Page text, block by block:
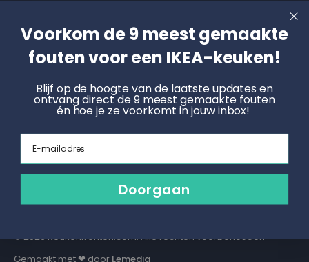
Contact
Langs komen? Graag even een afspraak maken. Dan
Boek een online afspraak
KNOET
Radonstraat 4, 7031 GT Wehl
© 2026 Keukenfronten.com. Alle rechten voorbehouden
Gemaakt met ❤ door Lemedia
Voorkom de 9 meest gemaakte
fouten voor een IKEA-keuken!
Blijf op de hoogte van de laatste updates en
ontvang direct de 9 meest gemaakte fouten
én hoe je ze voorkomt in jouw inbox!
Doorgaan